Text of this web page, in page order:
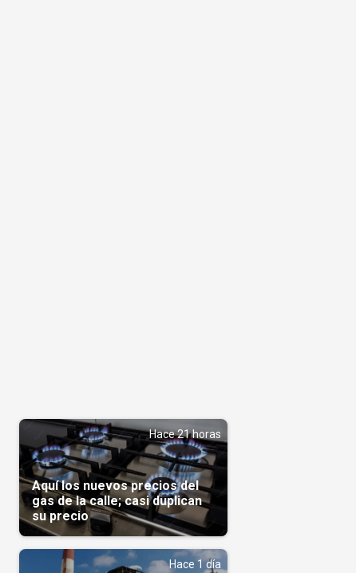
Hace 21 horas
Aquí los nuevos precios del
gas de la calle; casi duplican
su precio
Hace 1 día